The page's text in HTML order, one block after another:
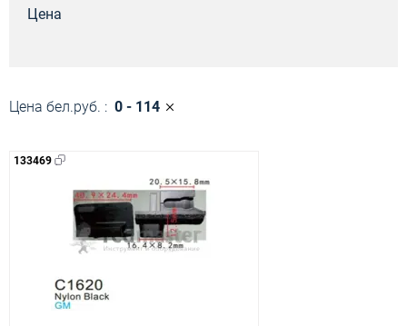
Цена
Цена бел.руб. : 0 - 114
133469